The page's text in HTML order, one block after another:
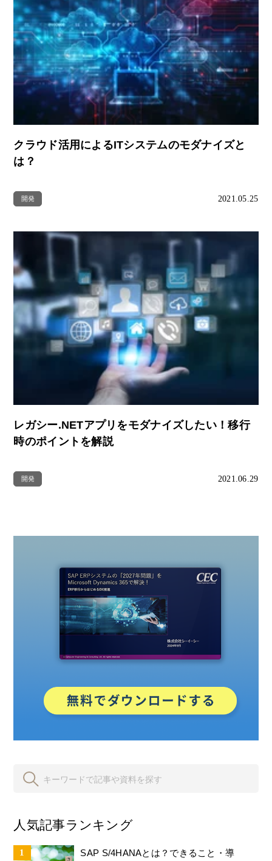
クラウド活用によるITシステムのモダナイズと
は？
開発 2021.05.25
レガシー.NETアプリをモダナイズしたい！移行
時のポイントを解説
開発 2021.06.29
人気記事ランキング
SAP S/4HANAとは？できること・導